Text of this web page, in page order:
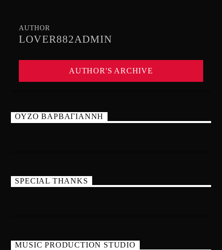
AUTHOR
LOVER882ADMIN
AUTHOR'S ARCHIVE
ΟΥΖΟ ΒΑΡΒΑΓΙΑΝΝΗ
SPECIAL THANKS
MUSIC PRODUCTION STUDIO